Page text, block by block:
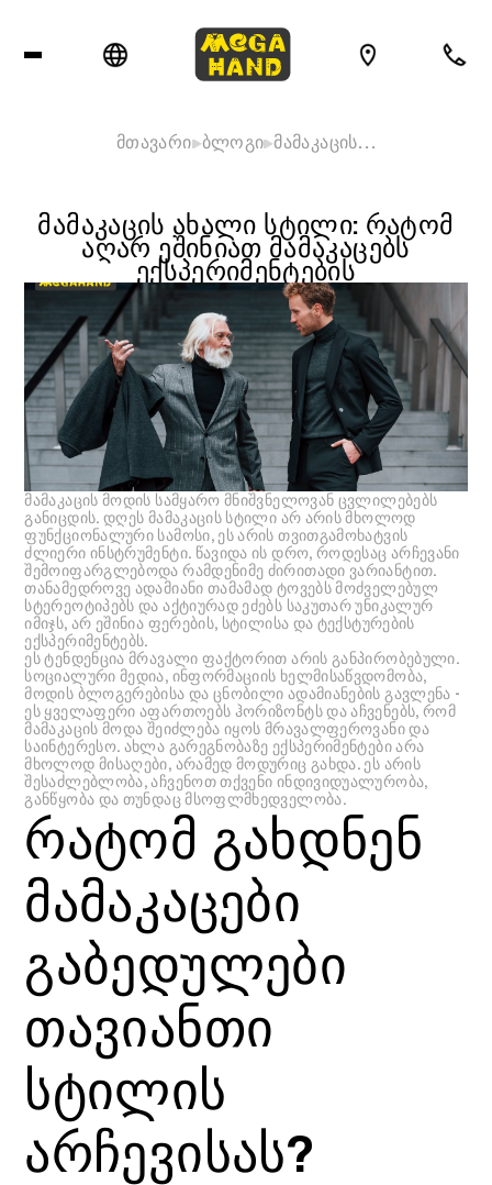
მთავარი ბლოგი მამაკაცის…
ᲛᲐᲛᲐᲙᲐᲪᲘᲡ ᲐᲮᲐᲚᲘ ᲡᲢᲘᲚᲘ: ᲠᲐᲢᲝᲛ
ᲐᲦᲐᲠ ᲔᲨᲘᲜᲘᲐᲗ ᲛᲐᲛᲐᲙᲐᲪᲔᲑᲡ
ᲔᲥᲡᲞᲔᲠᲘᲛᲔᲜᲢᲔᲑᲘᲡ
მამაკაცის მოდის სამყარო მნიშვნელოვან ცვლილებებს
განიცდის. დღეს მამაკაცის სტილი არ არის მხოლოდ
ფუნქციონალური სამოსი, ეს არის თვითგამოხატვის
ძლიერი ინსტრუმენტი. წავიდა ის დრო, როდესაც არჩევანი
შემოიფარგლებოდა რამდენიმე ძირითადი ვარიანტით.
თანამედროვე ადამიანი თამამად ტოვებს მოძველებულ
სტერეოტიპებს და აქტიურად ეძებს საკუთარ უნიკალურ
იმიჯს, არ ეშინია ფერების, სტილისა და ტექსტურების
ექსპერიმენტებს.
ეს ტენდენცია მრავალი ფაქტორით არის განპირობებული.
სოციალური მედია, ინფორმაციის ხელმისაწვდომობა,
მოდის ბლოგერებისა და ცნობილი ადამიანების გავლენა -
ეს ყველაფერი აფართოებს ჰორიზონტს და აჩვენებს, რომ
მამაკაცის მოდა შეიძლება იყოს მრავალფეროვანი და
საინტერესო. ახლა გარეგნობაზე ექსპერიმენტები არა
მხოლოდ მისაღები, არამედ მოდურიც გახდა. ეს არის
შესაძლებლობა, აჩვენოთ თქვენი ინდივიდუალურობა,
განწყობა და თუნდაც მსოფლმხედველობა.
რატომ გახდნენ
მამაკაცები
გაბედულები
თავიანთი
სტილის
არჩევისას?